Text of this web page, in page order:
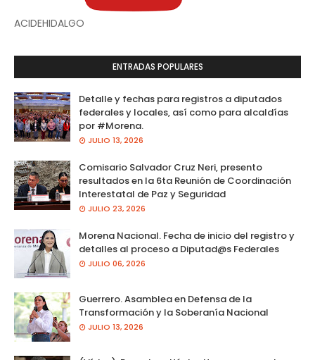
ACIDEHIDALGO
ENTRADAS POPULARES
Detalle y fechas para registros a diputados
federales y locales, así como para alcaldías
por #Morena.
JULIO 13, 2026
Comisario Salvador Cruz Neri, presento
resultados en la 6ta Reunión de Coordinación
Interestatal de Paz y Seguridad
JULIO 23, 2026
Morena Nacional. Fecha de inicio del registro y
detalles al proceso a Diputad@s Federales
JULIO 06, 2026
Guerrero. Asamblea en Defensa de la
Transformación y la Soberanía Nacional
JULIO 13, 2026